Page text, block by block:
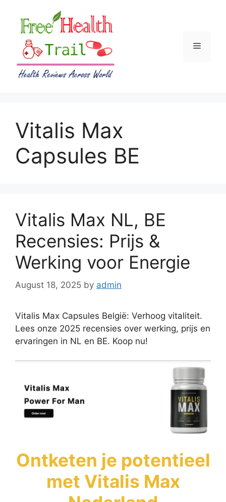
content
Menu
Vitalis Max
Capsules BE
Vitalis Max NL, BE
Recensies: Prijs &
Werking voor Energie
August 18, 2025 by admin
Vitalis Max Capsules België: Verhoog vitaliteit.
Lees onze 2025 recensies over werking, prijs en
ervaringen in NL en BE. Koop nu!
Ontketen je potentieel
met Vitalis Max